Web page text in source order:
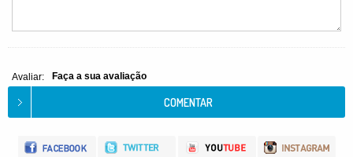
Avaliar: Faça a sua avaliação